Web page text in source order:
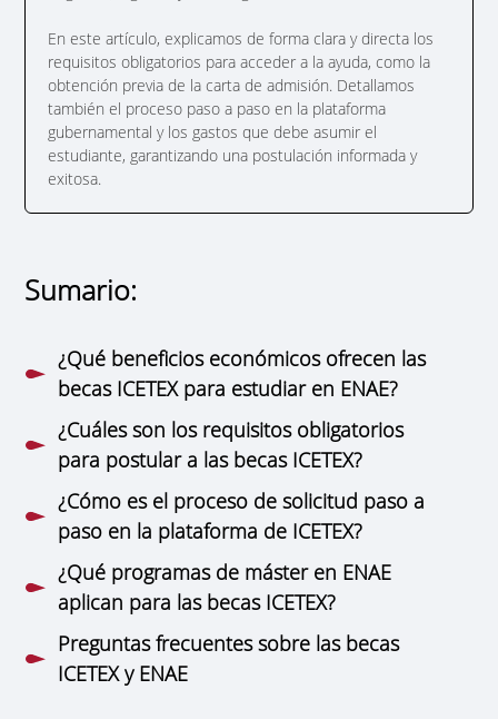
En este artículo, explicamos de forma clara y directa los
requisitos obligatorios para acceder a la ayuda, como la
obtención previa de la carta de admisión. Detallamos
también el proceso paso a paso en la plataforma
gubernamental y los gastos que debe asumir el
estudiante, garantizando una postulación informada y
exitosa.
Sumario:
¿Qué beneficios económicos ofrecen las
becas ICETEX para estudiar en ENAE?
¿Cuáles son los requisitos obligatorios
para postular a las becas ICETEX?
¿Cómo es el proceso de solicitud paso a
paso en la plataforma de ICETEX?
¿Qué programas de máster en ENAE
aplican para las becas ICETEX?
Preguntas frecuentes sobre las becas
ICETEX y ENAE